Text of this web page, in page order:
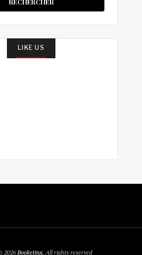
LIKE US
2026Booketing. All rights reserved